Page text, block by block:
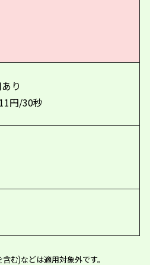
り
円/30秒
む)などは適用対象外です。